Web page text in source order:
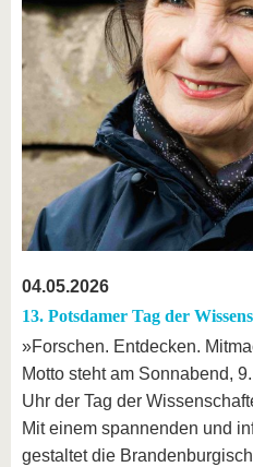
04.05.2026
13. Potsdamer Tag der
»Forschen. Entdecken.
Motto steht am Sonnabend,
Uhr der Tag der
Mit einem spannenden und
gestaltet die